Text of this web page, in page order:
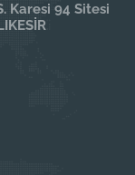
Karesi 94 Sitesi